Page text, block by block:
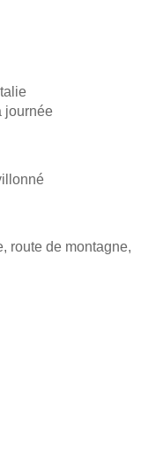
journée
route de montagne,